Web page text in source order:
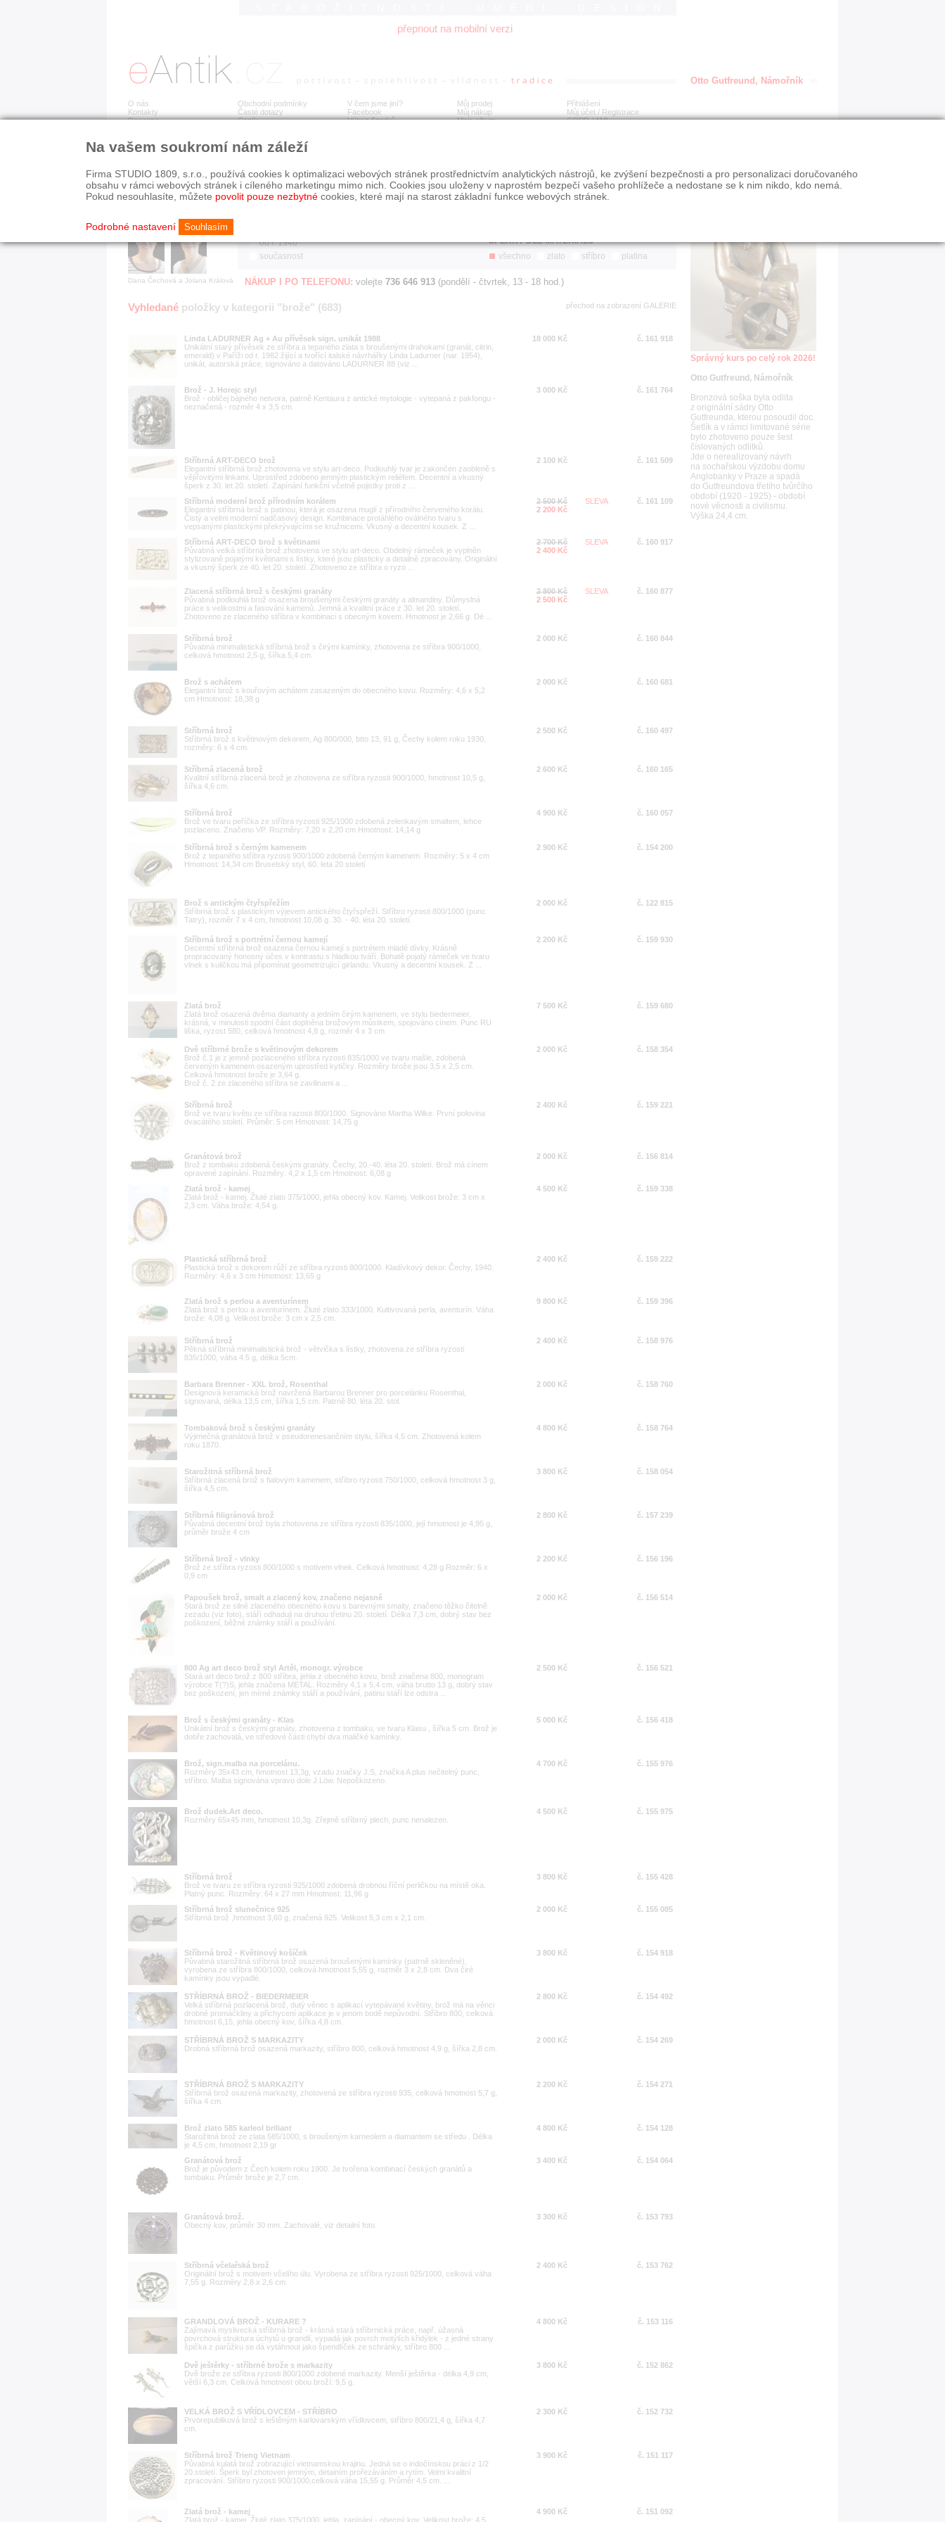
přepnout na mobilní verzi
O nás
Kontakty
Recenze
Obchodní podmínky
Časté dotazy
Ceník
V čem jsme jiní?
Facebook
Výkup šperků
Můj prodej
Můj nákup
Moje album
Přihlášení
Můj účet / Registrace
GDPR/AML
Jsme prověřená firma
Zákazníci u nás oceňují:
■ odborné zázemí
■ bezpečné prostředí
Dana Čechová a Jolana Králová
RYCHLÉ HLEDÁNÍ
HISTORICKÉ OBDOBÍ
všechno
před r. 1800
od r. 1940
současnost
STÁŘÍ NABÍDKY
všechno
jen poslední den
ŘAZENÍ
nejnovější napřed
podle cen sestupně
SLEVY
jen slevy
ŠPERKY DLE MATERIÁLU
všechno
zlato stříbro platina
NÁKUP I PO TELEFONU: volejte 736 646 913 (pondělí - čtvrtek, 13 - 18 hod.)
Vyhledané položky v kategorii "brože" (683) přechod na zobrazení GALERIE
Linda LADURNER Ag + Au přívěsek sign. unikát 1988
Unikátní starý přívěsek ze stříbra a tepaného zlata s broušenými drahokami (granát, citrin,
emerald) v Paříži od r. 1982 žijící a tvořící italské návrhářky Linda Ladurner (nar. 1954),
unikát, autorská práce, signováno a datováno LADURNER 88 (viz ...
18 000 Kč č. 161 918
Brož - J. Horejc styl
Brož - obličej bájného netvora, patrně Kentaura z antické mytologie - vytepaná z pakfongu -
neznačená - rozměr 4 x 3,5 cm.
3 000 Kč č. 161 764
Stříbrná ART-DECO brož
Elegantní stříbrná brož zhotovena ve stylu art-deco. Podlouhlý tvar je zakončen zaobleně s
vějířovitými linkami. Uprostřed zdobeno jemným plastickým reliéfem. Decentní a vkusný
šperk z 30. let 20. století. Zapínání funkční včetně pojistky proti z ...
2 100 Kč č. 161 509
Stříbrná moderní brož přírodním korálem
Elegantní stříbrná brož s patinou, která je osazena muglí z přírodního červeného korálu.
Čistý a velmi moderní nadčasový design. Kombinace protáhlého oválného tvaru s
vepsanými plastickými překrývajícími se kružnicemi. Vkusný a decentní kousek. Z ...
2 500 Kč
2 200 Kč
SLEVA č. 161 109
Stříbrná ART-DECO brož s květinami
Půvabná velká stříbrná brož zhotovena ve stylu art-deco. Obdelný rámeček je vyplněn
stylizovaně pojatými květinami s lístky, které jsou plasticky a detailně zpracovány. Originální
a vkusný šperk ze 40. let 20. století. Zhotoveno ze stříbra o ryzo ...
2 700 Kč
2 400 Kč
SLEVA č. 160 917
Zlacená stříbrná brož s českými granáty
Půvabná podlouhlá brož osazena broušenými českými granáty a almandiny. Důmyslná
práce s velikostmi a fasování kamenů. Jemná a kvalitní práce z 30. let 20. století.
Zhotoveno ze zlaceného stříbra v kombinaci s obecným kovem. Hmotnost je 2,66 g. Dé ...
2 800 Kč
2 500 Kč
SLEVA č. 160 877
Stříbrná brož
Půvabná minimalistická stříbrná brož s čirými kamínky, zhotovena ze stříbra 900/1000,
celková hmotnost 2,5 g, šířka 5,4 cm.
2 000 Kč č. 160 844
Brož s achátem
Elegantní brož s kouřovým achátem zasazeným do obecného kovu. Rozměry: 4,6 x 5,2
cm Hmotnost: 18,38 g
2 000 Kč č. 160 681
Stříbrná brož
Stříbrná brož s květinovým dekorem, Ag 800/000, btto 13, 91 g, Čechy kolem roku 1930,
rozměry: 6 x 4 cm.
2 500 Kč č. 160 497
Stříbrná zlacená brož
Kvalitní stříbrná zlacená brož je zhotovena ze stříbra ryzosti 900/1000, hmotnost 10,5 g,
šířka 4,6 cm.
2 600 Kč č. 160 165
Stříbrná brož
Brož ve tvaru peříčka ze stříbra ryzosti 925/1000 zdobená zelenkavým smaltem, lehce
pozlaceno. Značeno VP. Rozměry: 7,20 x 2,20 cm Hmotnost: 14,14 g
4 900 Kč č. 160 057
Stříbrná brož s černým kamenem
Brož z tepaného stříbra ryzosti 900/1000 zdobená černým kamenem. Rozměry: 5 x 4 cm
Hmotnost: 14,34 cm Bruselský styl, 60. leta 20 století
2 900 Kč č. 154 200
Brož s antickým čtyřspřežím
Stříbrná brož s plastickým výjevem antického čtyřspřeží. Stříbro ryzosti 800/1000 (punc
Tatry), rozměr 7 x 4 cm, hmotnost 10,08 g. 30. - 40. léta 20. století.
2 000 Kč č. 122 815
Stříbrná brož s portrétní černou kamejí
Decentní stříbrná brož osazena černou kamejí s portrétem mladé dívky. Krásně
propracovaný honosný účes v kontrastu s hladkou tváří. Bohatě pojatý rámeček ve tvaru
vlnek s kuličkou má připomínat geometrizující girlandu. Vkusný a decentní kousek. Z ...
2 200 Kč č. 159 930
Zlatá brož
Zlatá brož osazená dvěma diamanty a jedním čirým kamenem, ve stylu biedermeier,
krásná, v minulosti spodní část doplněna brožovým můstkem, spojováno cínem. Punc RU
liška, ryzost 580, celková hmotnost 4,8 g, rozměr 4 x 3 cm
7 500 Kč č. 159 680
Dvě stříbrné brože s květinovým dekorem
Brož č.1 je z jemně pozlaceného stříbra ryzosti 835/1000 ve tvaru mašle, zdobená
červeným kamenem osazeným uprostřed kytičky. Rozměry brože jsou 3,5 x 2,5 cm.
Celková hmotnost brože je 3,64 g.
Brož č. 2 ze zlaceného stříbra se zavilinami a ...
2 000 Kč č. 158 354
Stříbrná brož
Brož ve tvaru květu ze stříbra razosti 800/1000. Signováno Martha Wilke. První polovina
dvacátého století. Průměr: 5 cm Hmotnost: 14,75 g
2 400 Kč č. 159 221
Granátová brož
Brož z tombaku zdobená českými granáty. Čechy, 20.-40. léta 20. století. Brož má cínem
opravené zapínání. Rozměry: 4,2 x 1,5 cm Hmotnost: 6,08 g
2 000 Kč č. 156 814
Zlatá brož - kamej
Zlatá brož - kamej. Žluté zlato 375/1000, jehla obecný kov. Kamej. Velikost brože: 3 cm x
2,3 cm. Váha brože: 4,54 g.
4 500 Kč č. 159 338
Plastická stříbrná brož
Plastická brož s dekorem růží ze stříbra ryzosti 800/1000. Kladívkový dekor. Čechy, 1940.
Rozměry: 4,6 x 3 cm Hmotnost: 13,65 g
2 400 Kč č. 159 222
Zlatá brož s perlou a aventurínem
Zlatá brož s perlou a aventurínem. Žluté zlato 333/1000. Kultivovaná perla, aventurín. Váha
brože: 4,08 g. Velikost brože: 3 cm x 2,5 cm.
9 800 Kč č. 159 396
Stříbrná brož
Pěkná stříbrná minimalistická brož - větvička s lístky, zhotovena ze stříbra ryzosti
835/1000, váha 4.5 g, délka 5cm.
2 400 Kč č. 158 976
Barbara Brenner - XXL brož, Rosenthal
Designová keramická brož navržená Barbarou Brenner pro porcelánku Rosenthal,
signovaná, délka 13,5 cm, šířka 1,5 cm. Patrně 80. léta 20. stol.
2 000 Kč č. 158 760
Tombaková brož s českými granáty
Výjimečná granátová brož v pseudorenesančním stylu, šířka 4,5 cm. Zhotovená kolem
roku 1870.
4 800 Kč č. 158 764
Starožitná stříbrná brož
Stříbrná zlacená brož s fialovým kamenem, stříbro ryzosti 750/1000, celková hmotnost 3 g,
šířka 4,5 cm.
3 800 Kč č. 158 054
Stříbrná filigránová brož
Půvabná decentní brož byla zhotovena ze stříbra ryzosti 835/1000, její hmotnost je 4,95 g,
průměr brože 4 cm
2 800 Kč č. 157 239
Stříbrná brož - vlnky
Brož ze stříbra ryzosti 800/1000 s motivem vlnek. Celková hmotnost: 4,28 g Rozměr: 6 x
0,9 cm
2 200 Kč č. 156 196
Papoušek brož, smalt a zlacený kov, značeno nejasně
Stará brož ze silně zlaceného obecného kovu s barevnými smalty, značeno těžko čitelně
zezadu (viz foto), stáří odhaduji na druhou třetinu 20. století. Délka 7,3 cm, dobrý stav bez
poškození, běžné známky stáří a používání.
2 000 Kč č. 156 514
800 Ag art deco brož styl Artěl, monogr. výrobce
Stará art deco brož z 800 stříbra, jehla z obecného kovu, brož značena 800, monogram
výrobce T(?)S, jehla značena METAL. Rozměry 4,1 x 5,4 cm, váha brutto 13 g, dobrý stav
bez poškození, jen mírné známky stáří a používání, patinu stáří lze odstra ...
2 500 Kč č. 156 521
Brož s českými granáty - Klas
Unikátní brož s českými granáty, zhotovena z tombaku, ve tvaru Klasu , šířka 5 cm. Brož je
dobře zachovalá, ve středové části chybí dva maličké kamínky.
5 000 Kč č. 156 418
Brož, sign.malba na porcelánu.
Rozměry 35x43 cm, hmotnost 13,3g, vzadu značky J.S, značka A plus nečitelný punc,
stříbro. Malba signována vpravo dole J.Löw. Nepoškozeno.
4 700 Kč č. 155 976
Brož dudek.Art deco.
Rozměry 65x45 mm, hmotnost 10,3g. Zřejmě stříbrný plech, punc nenalezen.
4 500 Kč č. 155 975
Stříbrná brož
Brož ve tvaru ze stříbra ryzosti 925/1000 zdobená drobnou říční perličkou na místě oka.
Platný punc. Rozměry: 64 x 27 mm Hmotnost: 11,96 g
3 800 Kč č. 155 428
Stříbrná brož slunečnice 925
Stříbrná brož ,hmotnost 3,60 g, značená 925. Velikost 5,3 cm x 2,1 cm.
2 000 Kč č. 155 085
Stříbrná brož - Květinový košíček
Půvabná starožitná stříbrná brož osazená broušenými kamínky (patrně skleněné),
vyrobena ze stříbra 800/1000, celková hmotnost 5,55 g, rozměr 3 x 2,8 cm. Dva čiré
kamínky jsou vypadlé.
3 800 Kč č. 154 918
STŘÍBRNÁ BROŽ - BIEDERMEIER
Velká stříbrná pozlacená brož, dutý věnec s aplikací vytepávané květiny, brož má na věnci
drobné promáčkliny a přichycení aplikace je v jenom bodě nepůvodní. Stříbro 800, celková
hmotnost 6,15, jehla obecný kov, šířka 4,8 cm.
2 800 Kč č. 154 492
STŘÍBRNÁ BROŽ S MARKAZITY
Drobná stříbrná brož osazená markazity, stříbro 800, celková hmotnost 4,9 g, šířka 2,8 cm.
2 000 Kč č. 154 269
STŘÍBRNÁ BROŽ S MARKAZITY
Stříbrná brož osazená markazity, zhotovená ze stříbra ryzosti 935, celková hmotnost 5,7 g,
šířka 4 cm.
2 200 Kč č. 154 271
Brož zlato 585 karleol briliant
Starožitná brož ze zlata 585/1000, s broušeným karneolem a diamantem se středu . Délka
je 4,5 cm, hmotnost 2,19 gr
4 800 Kč č. 154 128
Granátová brož
Brož je původem z Čech kolem roku 1900. Je tvořena kombinací českých granátů a
tombaku. Průměr brože je 2,7 cm.
3 400 Kč č. 154 064
Granátová brož.
Obecný kov, průměr 30 mm. Zachovalé, viz detailní foto.
3 300 Kč č. 153 793
Stříbrná včelařská brož
Originální brož s motivem včelího úlu. Vyrobena ze stříbra ryzosti 925/1000, celková váha
7,55 g. Rozměry 2,8 x 2,6 cm.
2 400 Kč č. 153 762
GRANDLOVÁ BROŽ - KURARE ?
Zajímavá myslivecká stříbrná brož - krásná stará stříbrnická práce, např. úžasná
povrchová struktura úchytů u grandlí, vypadá jak povrch motýlích křidýlek - z jedné strany
špička z parůžku se dá vytáhnout jako špendlíček ze schránky, stříbro 800 ...
4 800 Kč č. 153 116
Dvě ještěrky - stříbrné brože s markazity
Dvě brože ze stříbra ryzosti 800/1000 zdobené markazity. Menší ještěrka - délka 4,9 cm,
větší 6,3 cm. Celková hmotnost obou broží: 9,5 g.
3 800 Kč č. 152 862
VELKÁ BROŽ S VŘÍDLOVCEM - STŘÍBRO
Prvorepubliková brož s leštěným karlovarským vřídlovcem, stříbro 800/21,4 g, šířka 4,7
cm.
2 300 Kč č. 152 732
Stříbrná brož Trieng Vietnam
Půvabná kulatá brož zobrazující vietnamskou krajinu. Jedná se o indočínskou práci z 1/2
20.století. Šperk byl zhotoven jemným, detainím prořezáváním a rytím. Velmi kvalitní
zpracování. Stříbro ryzosti 900/1000,celková váha 15,55 g. Průměr 4,5 cm. ...
3 900 Kč č. 151 117
Zlatá brož - kamej
Zlatá brož - kamej. Žluté zlato 375/1000, jehla, zapínání - obecný kov. Velikost brože: 4,5
4 900 Kč č. 151 092
Otto Gutfreund, Námořník
Správný kurs po celý rok 2026!
Otto Gutfreund, Námořník
Bronzová soška byla odlita
z originální sádry Otto
Gutfreunda, kterou posoudil doc.
Šetlík a v rámci limitované série
bylo zhotoveno pouze šest
číslovaných odlitků.
Jde o nerealizovaný návrh
na sochařskou výzdobu domu
Anglobanky v Praze a spadá
do Gutfreundova třetího tvůrčího
období (1920 - 1925) - období
nové věcnosti a civilismu.
Výška 24,4 cm.
Na vašem soukromí nám záleží
Firma STUDIO 1809, s.r.o., používá cookies k optimalizaci webových stránek prostřednictvím analytických nástrojů, ke zvýšení bezpečnosti a pro personalizaci doručovaného
obsahu v rámci webových stránek i cíleného marketingu mimo nich. Cookies jsou uloženy v naprostém bezpečí vašeho prohlížeče a nedostane se k nim nikdo, kdo nemá.
Pokud nesouhlasíte, můžete povolit pouze nezbytné cookies, které mají na starost základní funkce webových stránek.
Podrobné nastavení Souhlasím